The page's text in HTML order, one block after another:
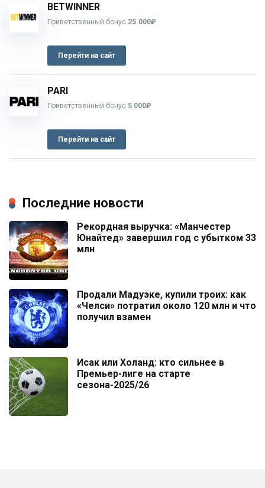
BETWINNER
Приветственный бонус 25.000₽
Перейти на сайт
PARI
Приветственный бонус 5 000₽
Перейти на сайт
Последние новости
Рекордная выручка: «Манчестер
Юнайтед» завершил год с убытком 33
млн
Продали Мадуэке, купили троих: как
«Челси» потратил около 120 млн и что
получил взамен
Исак или Холанд: кто сильнее в
Премьер-лиге на старте
сезона-2025/26